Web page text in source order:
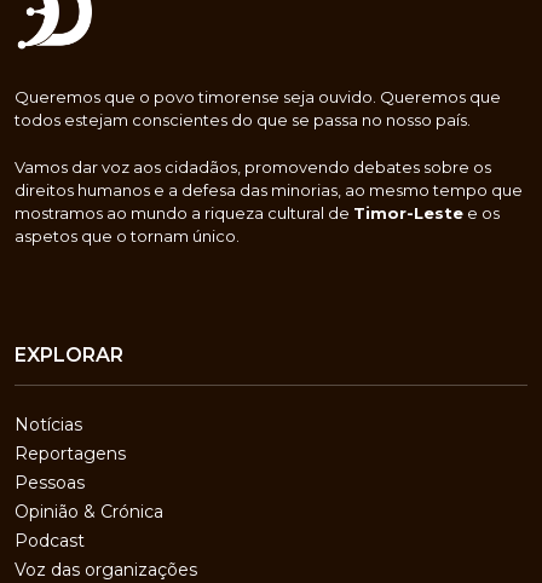
Queremos que o povo timorense seja ouvido. Queremos que
todos estejam conscientes do que se passa no nosso país.
Vamos dar voz aos cidadãos, promovendo debates sobre os
direitos humanos e a defesa das minorias, ao mesmo tempo que
mostramos ao mundo a riqueza cultural de Timor-Leste e os
aspetos que o tornam único.
EXPLORAR
Notícias
Reportagens
Pessoas
Opinião & Crónica
Podcast
Voz das organizações